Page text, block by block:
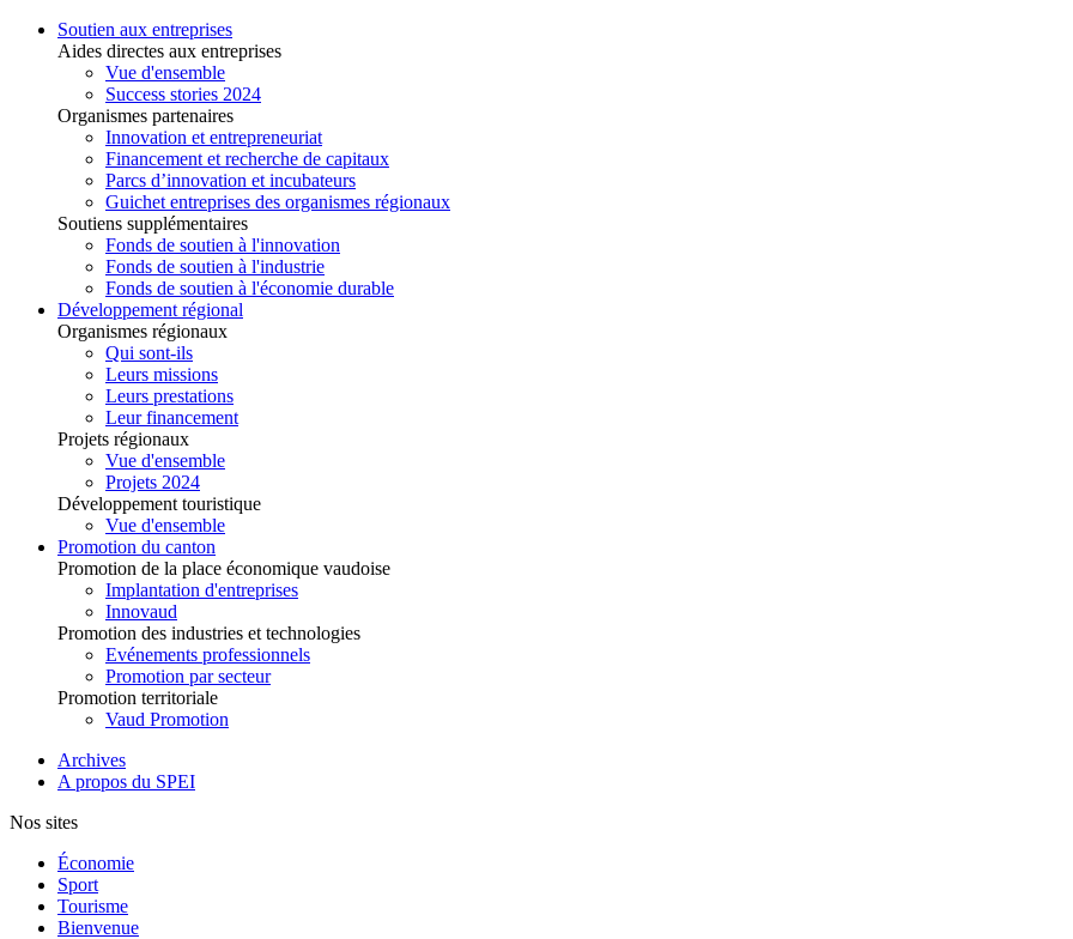
Soutien aux entreprises
Aides directes aux entreprises
Vue d'ensemble
Success stories 2024
Organismes partenaires
Innovation et entrepreneuriat
Financement et recherche de capitaux
Parcs d’innovation et incubateurs
Guichet entreprises des organismes régionaux
Soutiens supplémentaires
Fonds de soutien à l'innovation
Fonds de soutien à l'industrie
Fonds de soutien à l'économie durable
Développement régional
Organismes régionaux
Qui sont-ils
Leurs missions
Leurs prestations
Leur financement
Projets régionaux
Vue d'ensemble
Projets 2024
Développement touristique
Vue d'ensemble
Promotion du canton
Promotion de la place économique vaudoise
Implantation d'entreprises
Innovaud
Promotion des industries et technologies
Evénements professionnels
Promotion par secteur
Promotion territoriale
Vaud Promotion
Archives
A propos du SPEI
Nos sites
Économie
Sport
Tourisme
Bienvenue